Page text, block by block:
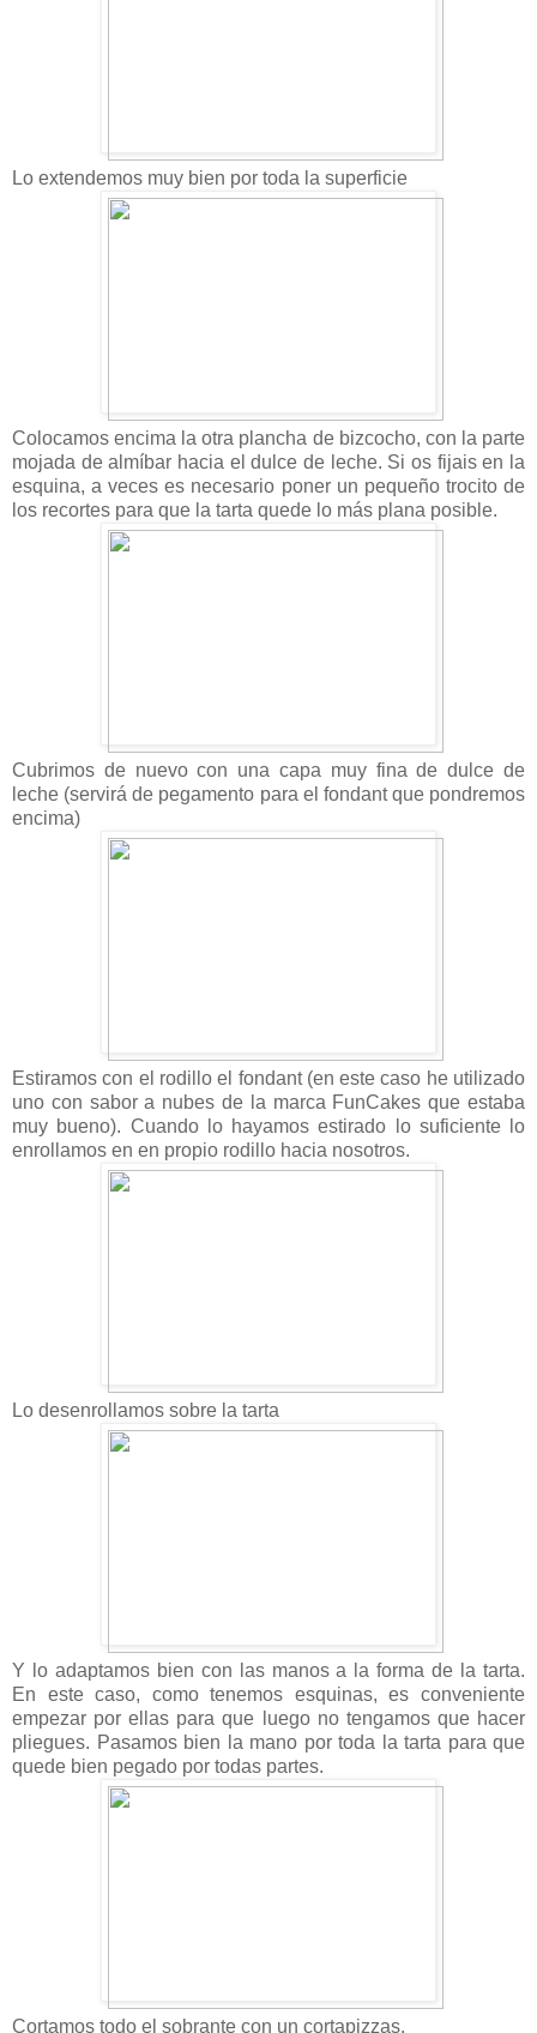
Lo extendemos muy bien por toda la superficie
Colocamos encima la otra plancha de bizcocho, con la parte
mojada de almíbar hacia el dulce de leche. Si os fijais en la
esquina, a veces es necesario poner un pequeño trocito de
los recortes para que la tarta quede lo más plana posible.
Cubrimos de nuevo con una capa muy fina de dulce de
leche (servirá de pegamento para el fondant que pondremos
encima)
Estiramos con el rodillo el fondant (en este caso he utilizado
uno con sabor a nubes de la marca FunCakes que estaba
muy bueno). Cuando lo hayamos estirado lo suficiente lo
enrollamos en en propio rodillo hacia nosotros.
Lo desenrollamos sobre la tarta
Y lo adaptamos bien con las manos a la forma de la tarta.
En este caso, como tenemos esquinas, es conveniente
empezar por ellas para que luego no tengamos que hacer
pliegues. Pasamos bien la mano por toda la tarta para que
quede bien pegado por todas partes.
Cortamos todo el sobrante con un cortapizzas.